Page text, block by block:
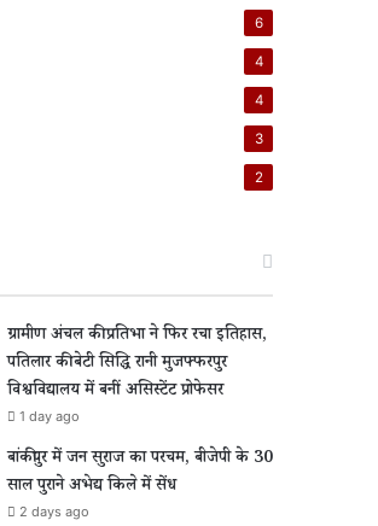
6
4
4
3
2
ग्रामीण अंचल की प्रतिभा ने फिर रचा इतिहास,
पतिलार की बेटी सिद्धि रानी मुजफ्फरपुर
विश्वविद्यालय में बनीं असिस्टेंट प्रोफेसर
1 day ago
बांकीपुर में जन सुराज का परचम, बीजेपी के 30
साल पुराने अभेद्य किले में सेंध
2 days ago